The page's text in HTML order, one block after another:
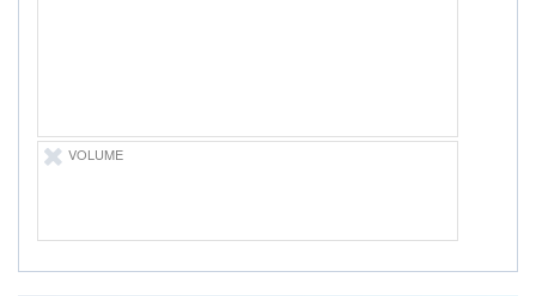
ÉLIGIBILITÉ
Non éligible
VOLUME